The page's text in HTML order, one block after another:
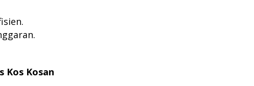
Kos Kosan